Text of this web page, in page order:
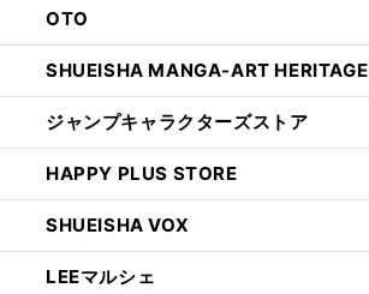
OTO
SHUEISHA MANGA-ART HERITAGE
ジャンプキャラクターズストア
HAPPY PLUS STORE
SHUEISHA VOX
LEEマルシェ